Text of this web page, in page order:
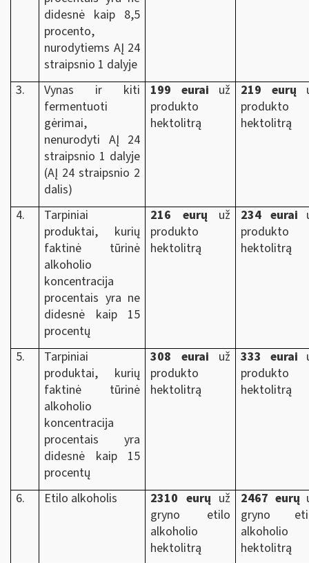
didesnė kaip 8,5
procento,
nurodytiems AĮ 24
straipsnio 1 dalyje
3.
Vynas ir kiti
fermentuoti
gėrimai,
nenurodyti AĮ 24
straipsnio 1 dalyje
(AĮ 24 straipsnio 2
dalis)
199 eurai už
produkto
hektolitrą
219 eurų
produkto
hektolitrą
4.
Tarpiniai
produktai, kurių
faktinė tūrinė
alkoholio
koncentracija
procentais yra ne
didesnė kaip 15
procentų
216 eurų už
produkto
hektolitrą
234 eurai
produkto
hektolitrą
5.
Tarpiniai
produktai, kurių
faktinė tūrinė
alkoholio
koncentracija
procentais yra
didesnė kaip 15
procentų
308 eurai už
produkto
hektolitrą
333 eurai
produkto
hektolitrą
6. Etilo alkoholis 2310 eurų už
gryno etilo
alkoholio
hektolitrą
2467 eurų
gryno
alkoholio
hektolitrą